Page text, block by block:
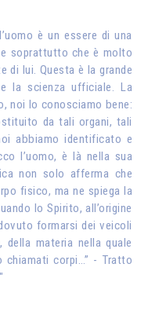
è un essere di una
soprattutto che è molto
di lui. Questa è la grande
la scienza ufficiale. La
noi lo conosciamo bene:
da tali organi, tali
abbiamo identificato e
l’uomo, è là nella sua
non solo afferma che
fisico, ma ne spiega la
lo Spirito, all’origine
formarsi dei veicoli
della materia nella quale
chiamati corpi…” - Tratto
"